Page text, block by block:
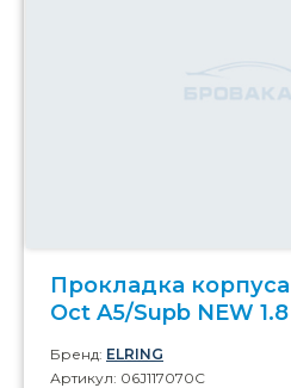
Прокладка
Oct A5/Supb NEW 1.8
Бренд: ELRING
Артикул: 06J117070C